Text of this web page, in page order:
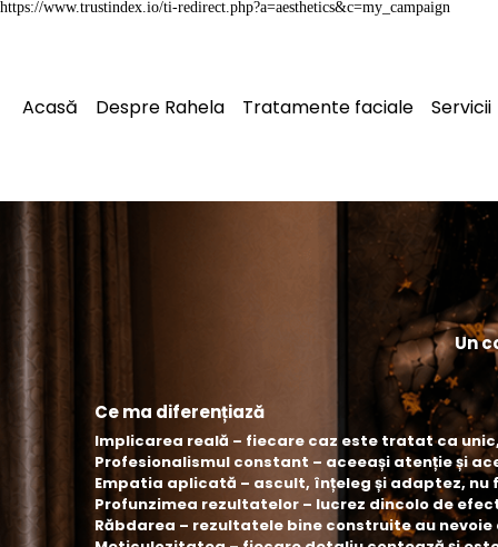
https://www.trustindex.io/ti-redirect.php?a=aesthetics&c=my_campaign
Acasă Despre Rahela Tratamente faciale Servicii
Un
Ce ma diferențiază
Implicarea reală – fiecare caz este tratat ca
Profesionalismul constant – aceeași atenție și
Empatia aplicată – ascult, înțeleg și adaptez, nu
Profunzimea rezultatelor – lucrez dincolo de
Răbdarea – rezultatele bine construite au